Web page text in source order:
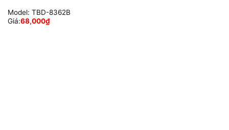
Model: TBD-8362B
Giá:68,000₫